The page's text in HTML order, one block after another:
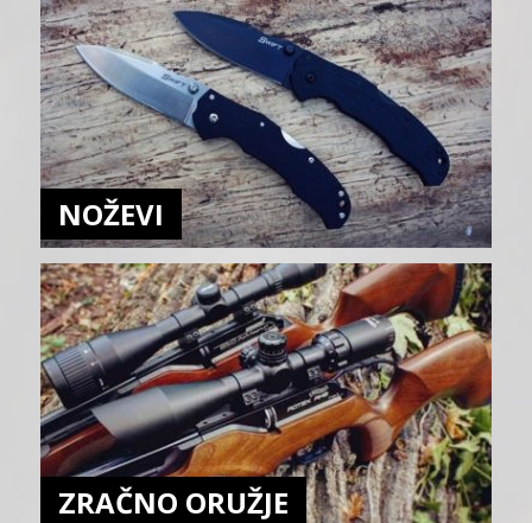
NOŽEVI
ZRAČNO ORUŽJE